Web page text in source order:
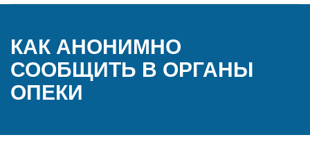
КАК АНОНИМНО
СООБЩИТЬ В ОРГАНЫ
ОПЕКИ